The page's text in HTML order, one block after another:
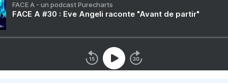
FACE A - un podcast Purecharts
FACE A #30 : Eve Angeli raconte "Avant de partir"